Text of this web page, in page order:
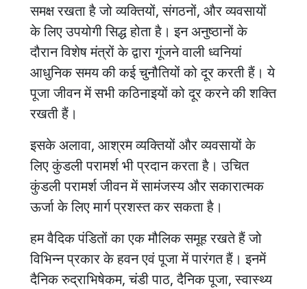
समक्ष रखता है जो व्यक्तियों, संगठनों, और व्यवसायों
के लिए उपयोगी सिद्ध होता है। इन अनुष्ठानों के
दौरान विशेष मंत्रों के द्वारा गूंजने वाली ध्वनियां
आधुनिक समय की कई चुनौतियों को दूर करती हैं। ये
पूजा जीवन में सभी कठिनाइयों को दूर करने की शक्ति
रखती हैं।
इसके अलावा, आश्रम व्यक्तियों और व्यवसायों के
लिए कुंडली परामर्श भी प्रदान करता है। उचित
कुंडली परामर्श जीवन में सामंजस्य और सकारात्मक
ऊर्जा के लिए मार्ग प्रशस्त कर सकता है।
हम वैदिक पंडितों का एक मौलिक समूह रखते हैं जो
विभिन्न प्रकार के हवन एवं पूजा में पारंगत हैं। इनमें
दैनिक रुद्राभिषेकम, चंडी पाठ, दैनिक पूजा, स्वास्थ्य